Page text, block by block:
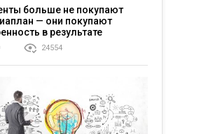
больше не покупают
— они покупают
в результате
24554